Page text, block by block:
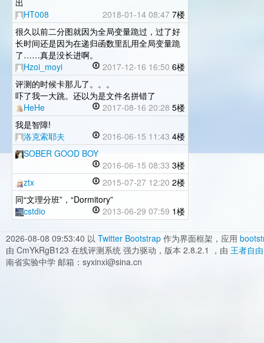
出
HT008
2018-01-14 08:47 7楼
很久以前二分图就因为全局变量跪过，过了好
长时间还是因为在递归函数里乱用全局变量跪
了……真是没长进啊。
Hzoi_moyi
2017-12-16 16:50 6楼
评测的时候卡那儿了。。。
吓了我一大跳。还以为是文件名拼错了
HeHe
2017-08-16 20:28 5楼
我是智障!
洛克索耶夫
2016-06-15 11:43 4楼
SOBER GOOD BOY
2016-06-15 08:33 3楼
ztx
2015-07-27 12:20 2楼
同“文理分班”，“Dormitory”
cstdio
2013-06-29 07:59 1楼
2026-08-08 09:53:40 以 Twitter Bootstrap 作为界面框架，应用
由 CmYkRgB123 在线评测系统 强力驱动，版本 2.8.2.1 ，由 王者自由
南省实验中学 邮箱：syxinxi@sina.cn